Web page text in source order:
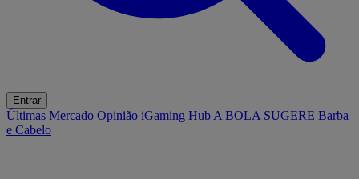
Entrar
Últimas Mercado Opinião iGaming Hub A BOLA SUGERE Barba
e Cabelo